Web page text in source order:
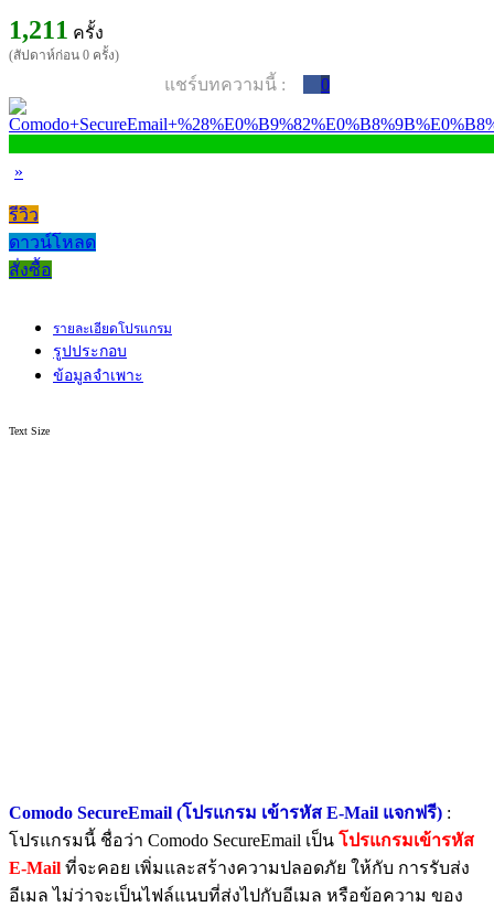
1,211 ครั้ง
(สัปดาห์ก่อน 0 ครั้ง)
แชร์บทความนี้ : 0
»
รีวิว
ดาวน์โหลด
สั่งซื้อ
รายละเอียดโปรแกรม
รูปประกอบ
ข้อมูลจำเพาะ
Text Size
Comodo SecureEmail (โปรแกรม เข้ารหัส E-Mail แจกฟรี) :
โปรแกรมนี้ ชื่อว่า Comodo SecureEmail เป็น โปรแกรมเข้ารหัส
E-Mail ที่จะคอย เพิ่มและสร้างความปลอดภัย ให้กับ การรับส่ง
อีเมล ไม่ว่าจะเป็นไฟล์แนบที่ส่งไปกับอีเมล หรือข้อความ ของ